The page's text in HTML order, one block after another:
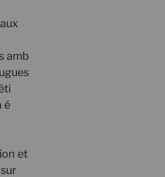
amb
é
et